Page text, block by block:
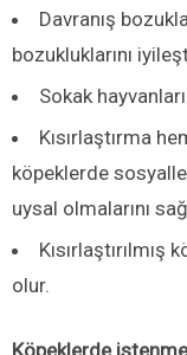
Davranış
bozukluklarını
Sokak
Kısırlaştırma
köpeklerde
uysal olmalarını
olur.
Köpeklerde